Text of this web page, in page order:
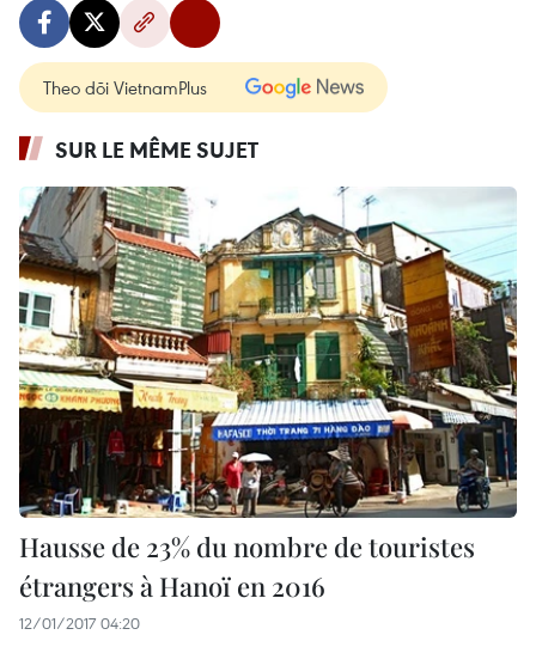
Theo dõi VietnamPlus
SUR LE MÊME SUJET
Hausse de 23% du nombre de touristes
étrangers à Hanoï en 2016
12/01/2017 04:20